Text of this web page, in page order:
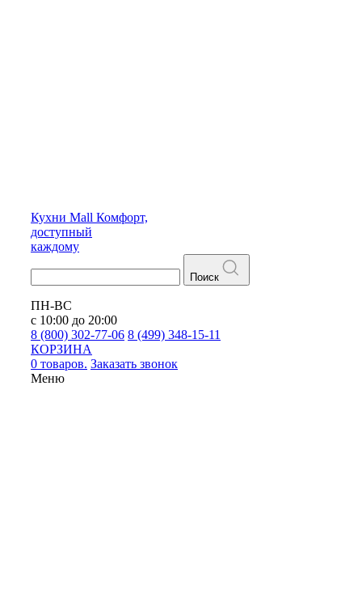
Кухни Mall Комфорт,
доступный
каждому
Поиск
ПН-ВС
с 10:00 до 20:00
8 (800) 302-77-06 8 (499) 348-15-11
КОРЗИНА
0 товаров. Заказать звонок
Меню